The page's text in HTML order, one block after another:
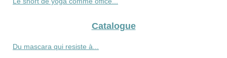
Catalogue
Du mascara qui resiste à...